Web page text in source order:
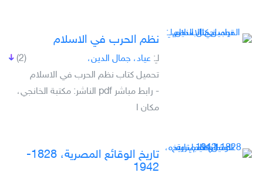
نظم الحرب في الاسلام
(2) لـِ: عياد، جمال الدين،
تحميل كتاب نظم الحرب في الاسلام
- رابط مباشر pdf الناشر: مكتبة الخانجي،
مكان ا
تاريخ الوقائع المصرية، 1828-
1942